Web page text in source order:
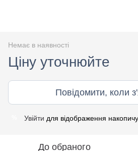
Немає в наявності
Ціну уточнюйте
Повідомити, коли
Увійти для відображення
До обраного